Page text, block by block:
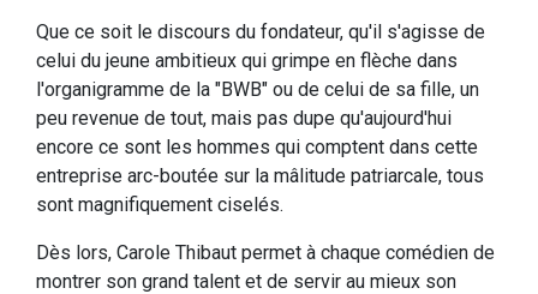
Que ce soit le discours du fondateur, qu'il s'agisse de
celui du jeune ambitieux qui grimpe en flèche dans
l'organigramme de la "BWB" ou de celui de sa fille, un
peu revenue de tout, mais pas dupe qu'aujourd'hui
encore ce sont les hommes qui comptent dans cette
entreprise arc-boutée sur la mâlitude patriarcale, tous
sont magnifiquement ciselés.
Dès lors, Carole Thibaut permet à chaque comédien de
montrer son grand talent et de servir au mieux son